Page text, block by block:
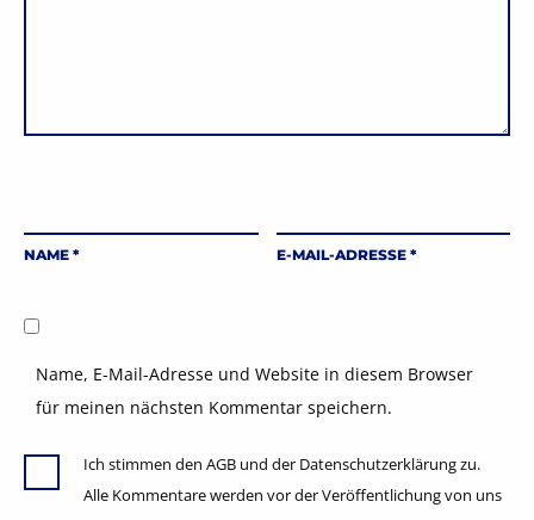
NAME * E-MAIL-ADRESSE *
Name, E-Mail-Adresse und Website in diesem Browser
für meinen nächsten Kommentar speichern.
Ich stimmen den AGB und der Datenschutzerklärung zu.
Alle Kommentare werden vor der Veröffentlichung von uns